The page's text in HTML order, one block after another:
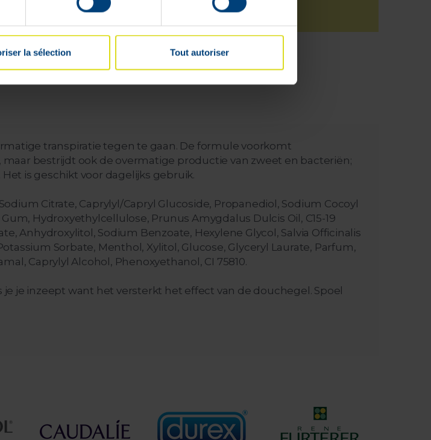
la sélection Tout autoriser
24u
transpiratie tegen te gaan. De formule voorkomt
bestrijdt ook de overmatige productie van zweet en bacteriën;
is geschikt voor dagelijks gebruik.
Citrate, Caprylyl/Capryl Glucoside, Propanediol, Sodium Cocoyl
Hydroxyethylcellulose, Prunus Amygdalus Dulcis Oil, C15-19
Anhydroxylitol, Sodium Benzoate, Hexylene Glycol, Salvia Officinalis
Sorbate, Menthol, Xylitol, Glucose, Glyceryl Laurate, Parfum,
Caprylyl Alcohol, Phenoxyethanol, CI 75810.
je inzeept want het versterkt het effect van de douchegel. Spoel